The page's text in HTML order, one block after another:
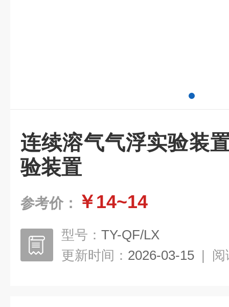
连续溶气气浮实验装
验装置
参考价： ￥14~14
型号： TY-QF/LX
更新时间： 2026-03-15 | 阅